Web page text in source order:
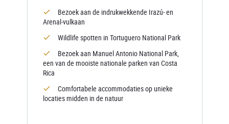
Bezoek aan de indrukwekkende Irazú- en
Arenal-vulkaan
Wildlife spotten in Tortuguero National Park
Bezoek aan Manuel Antonio National Park,
een van de mooiste nationale parken van Costa
Rica
Comfortabele accommodaties op unieke
locaties midden in de natuur